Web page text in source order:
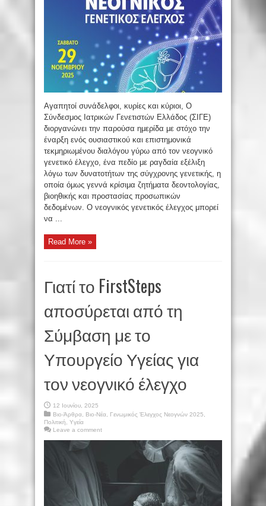
Αγαπητοί συνάδελφοι, κυρίες και κύριοι, Ο
Σύνδεσμος Ιατρικών Γενετιστών Ελλάδος (ΣΙΓΕ)
διοργανώνει την παρούσα ημερίδα με στόχο την
έναρξη ενός ουσιαστικού και επιστημονικά
τεκμηριωμένου διαλόγου γύρω από τον νεογνικό
γενετικό έλεγχο, ένα πεδίο με ραγδαία εξέλιξη
λόγω των δυνατοτήτων της σύγχρονης γενετικής, η
οποία όμως γεννά κρίσιμα ζητήματα δεοντολογίας,
βιοηθικής και προστασίας προσωπικών
δεδομένων. Ο νεογνικός γενετικός έλεγχος μπορεί
να ...
Read More »
Γιατί το FirstSteps
αποσύρεται από τη
Σύμβαση με το
Υπουργείο Υγείας για
τον νεογνικό έλεγχο
12 Ιουνίου, 2025
Βιο-Άρθρα
Βιο-Νέα Γενωμικός Έλεγχος Νεογνών 2025
Πολιτική
Υγεία
Leave a comment